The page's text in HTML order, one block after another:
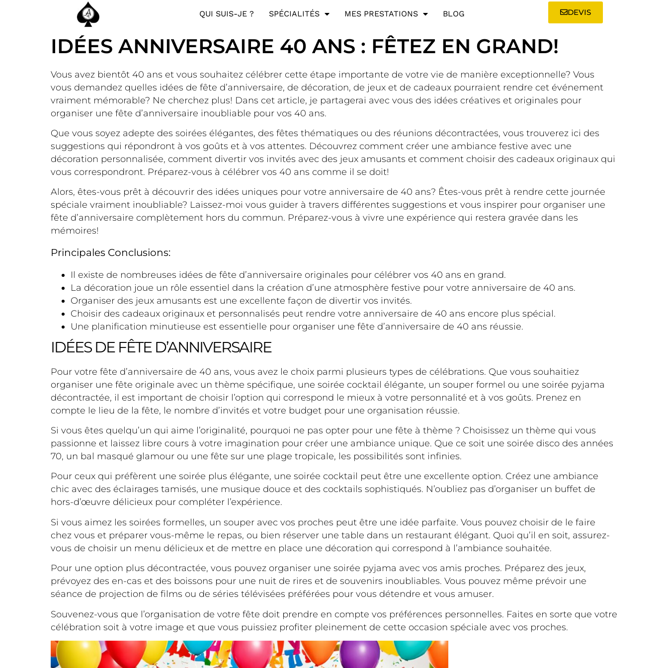
QUI SUIS-JE ? SPÉCIALITÉS MES PRESTATIONS BLOG DEVIS
IDÉES ANNIVERSAIRE 40 ANS : FÊTEZ EN GRAND!
Vous avez bientôt 40 ans et vous souhaitez célébrer cette étape importante de votre vie de manière exceptionnelle? Vous
vous demandez quelles idées de fête d’anniversaire, de décoration, de jeux et de cadeaux pourraient rendre cet événement
vraiment mémorable? Ne cherchez plus! Dans cet article, je partagerai avec vous des idées créatives et originales pour
organiser une fête d’anniversaire inoubliable pour vos 40 ans.
Que vous soyez adepte des soirées élégantes, des fêtes thématiques ou des réunions décontractées, vous trouverez ici des
suggestions qui répondront à vos goûts et à vos attentes. Découvrez comment créer une ambiance festive avec une
décoration personnalisée, comment divertir vos invités avec des jeux amusants et comment choisir des cadeaux originaux qui
vous correspondront. Préparez-vous à célébrer vos 40 ans comme il se doit!
Alors, êtes-vous prêt à découvrir des idées uniques pour votre anniversaire de 40 ans? Êtes-vous prêt à rendre cette journée
spéciale vraiment inoubliable? Laissez-moi vous guider à travers différentes suggestions et vous inspirer pour organiser une
fête d’anniversaire complètement hors du commun. Préparez-vous à vivre une expérience qui restera gravée dans les
mémoires!
Principales Conclusions:
Il existe de nombreuses idées de fête d’anniversaire originales pour célébrer vos 40 ans en grand.
La décoration joue un rôle essentiel dans la création d’une atmosphère festive pour votre anniversaire de 40 ans.
Organiser des jeux amusants est une excellente façon de divertir vos invités.
Choisir des cadeaux originaux et personnalisés peut rendre votre anniversaire de 40 ans encore plus spécial.
Une planification minutieuse est essentielle pour organiser une fête d’anniversaire de 40 ans réussie.
IDÉES DE FÊTE D’ANNIVERSAIRE
Pour votre fête d’anniversaire de 40 ans, vous avez le choix parmi plusieurs types de célébrations. Que vous souhaitiez
organiser une fête originale avec un thème spécifique, une soirée cocktail élégante, un souper formel ou une soirée pyjama
décontractée, il est important de choisir l’option qui correspond le mieux à votre personnalité et à vos goûts. Prenez en
compte le lieu de la fête, le nombre d’invités et votre budget pour une organisation réussie.
Si vous êtes quelqu’un qui aime l’originalité, pourquoi ne pas opter pour une fête à thème ? Choisissez un thème qui vous
passionne et laissez libre cours à votre imagination pour créer une ambiance unique. Que ce soit une soirée disco des années
70, un bal masqué glamour ou une fête sur une plage tropicale, les possibilités sont infinies.
Pour ceux qui préfèrent une soirée plus élégante, une soirée cocktail peut être une excellente option. Créez une ambiance
chic avec des éclairages tamisés, une musique douce et des cocktails sophistiqués. N’oubliez pas d’organiser un buffet de
hors-d’œuvre délicieux pour compléter l’expérience.
Si vous aimez les soirées formelles, un souper avec vos proches peut être une idée parfaite. Vous pouvez choisir de le faire
chez vous et préparer vous-même le repas, ou bien réserver une table dans un restaurant élégant. Quoi qu’il en soit, assurez-
vous de choisir un menu délicieux et de mettre en place une décoration qui correspond à l’ambiance souhaitée.
Pour une option plus décontractée, vous pouvez organiser une soirée pyjama avec vos amis proches. Préparez des jeux,
prévoyez des en-cas et des boissons pour une nuit de rires et de souvenirs inoubliables. Vous pouvez même prévoir une
séance de projection de films ou de séries télévisées préférées pour vous détendre et vous amuser.
Souvenez-vous que l’organisation de votre fête doit prendre en compte vos préférences personnelles. Faites en sorte que votre
célébration soit à votre image et que vous puissiez profiter pleinement de cette occasion spéciale avec vos proches.